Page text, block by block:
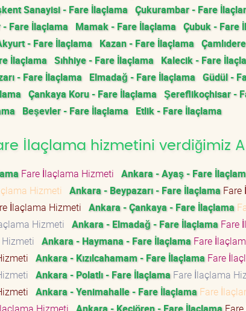
Sanayisi - Fare İlaçlama Çukurambar - Fare
Fare İlaçlama Mamak - Fare İlaçlama Çubuk - Fare
- Fare İlaçlama Kazan - Fare İlaçlama
İlaçlama Sıhhiye - Fare İlaçlama Kalecik - Fare
- Fare İlaçlama Elmadağ - Fare İlaçlama Güdül -
Çankaya Koru - Fare İlaçlama Şereflikoçhisar -
Beşevler - Fare İlaçlama Etlik - Fare İlaçlama
İlaçlama hizmetini verdiğimiz
Fare İlaçlama Hizmeti Ankara - Ayaş - Fare
Hizmeti Ankara - Beypazarı - Fare İlaçlama Fare
İlaçlama Hizmeti Ankara - Çankaya - Fare İlaçlama
Hizmeti Ankara - Elmadağ - Fare İlaçlama Fare
Ankara - Haymana - Fare İlaçlama Fare
Ankara - Kızılcahamam - Fare İlaçlama Fare
Ankara - Polatlı - Fare İlaçlama Fare İlaçlama
Ankara - Yenimahalle - Fare İlaçlama Fare